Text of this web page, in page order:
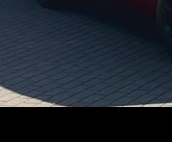
Unsere Auswahl an
ikonischem Design
Egal ob V8-Saugmotor oder